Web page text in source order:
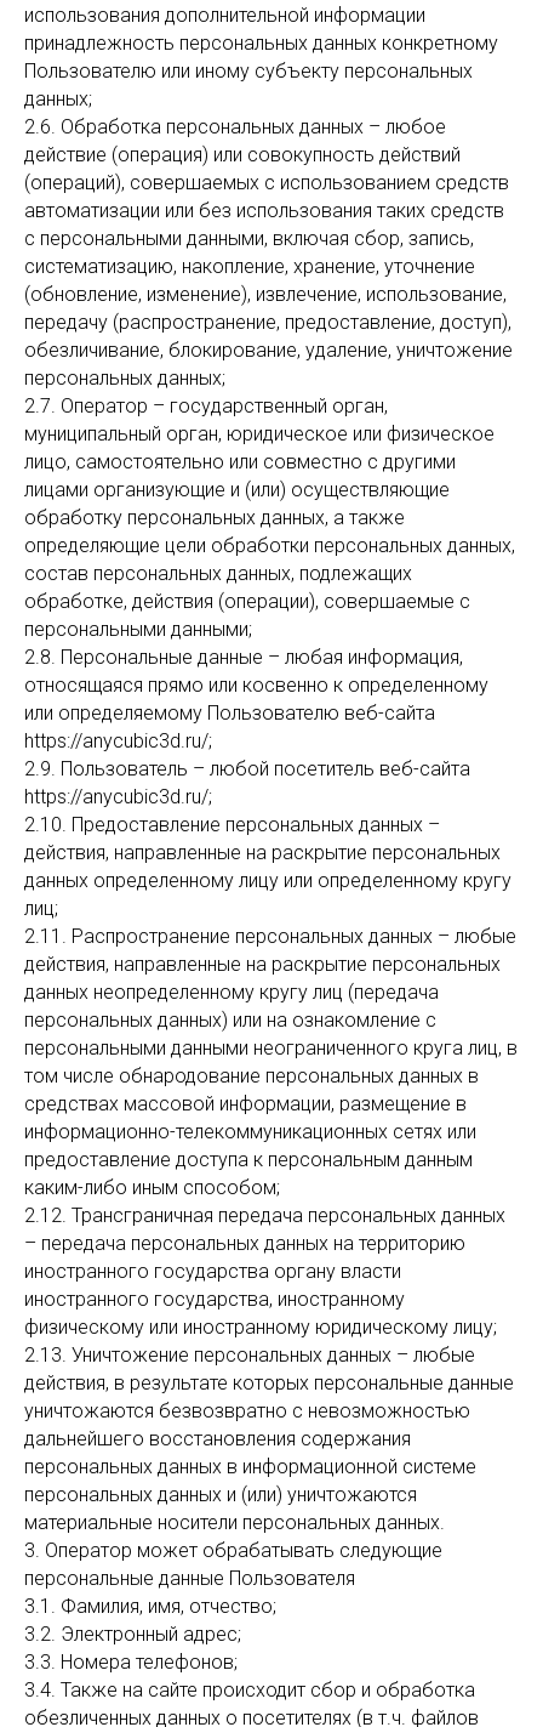
использования дополнительной информации
принадлежность персональных данных конкретному
Пользователю или иному субъекту персональных
данных;
2.6. Обработка персональных данных – любое
действие (операция) или совокупность действий
(операций), совершаемых с использованием средств
автоматизации или без использования таких средств
с персональными данными, включая сбор, запись,
систематизацию, накопление, хранение, уточнение
(обновление, изменение), извлечение, использование,
передачу (распространение, предоставление, доступ),
обезличивание, блокирование, удаление, уничтожение
персональных данных;
2.7. Оператор – государственный орган,
муниципальный орган, юридическое или физическое
лицо, самостоятельно или совместно с другими
лицами организующие и (или) осуществляющие
обработку персональных данных, а также
определяющие цели обработки персональных данных,
состав персональных данных, подлежащих
обработке, действия (операции), совершаемые с
персональными данными;
2.8. Персональные данные – любая информация,
относящаяся прямо или косвенно к определенному
или определяемому Пользователю веб-сайта
https://anycubic3d.ru/;
2.9. Пользователь – любой посетитель веб-сайта
https://anycubic3d.ru/;
2.10. Предоставление персональных данных –
действия, направленные на раскрытие персональных
данных определенному лицу или определенному кругу
лиц;
2.11. Распространение персональных данных – любые
действия, направленные на раскрытие персональных
данных неопределенному кругу лиц (передача
персональных данных) или на ознакомление с
персональными данными неограниченного круга лиц, в
том числе обнародование персональных данных в
средствах массовой информации, размещение в
информационно-телекоммуникационных сетях или
предоставление доступа к персональным данным
каким-либо иным способом;
2.12. Трансграничная передача персональных данных
– передача персональных данных на территорию
иностранного государства органу власти
иностранного государства, иностранному
физическому или иностранному юридическому лицу;
2.13. Уничтожение персональных данных – любые
действия, в результате которых персональные данные
уничтожаются безвозвратно с невозможностью
дальнейшего восстановления содержания
персональных данных в информационной системе
персональных данных и (или) уничтожаются
материальные носители персональных данных.
3. Оператор может обрабатывать следующие
персональные данные Пользователя
3.1. Фамилия, имя, отчество;
3.2. Электронный адрес;
3.3. Номера телефонов;
3.4. Также на сайте происходит сбор и обработка
обезличенных данных о посетителях (в т.ч. файлов